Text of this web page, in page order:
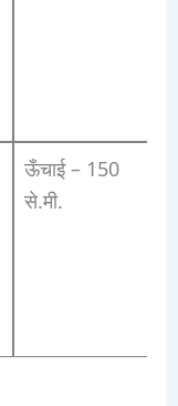
ऊँचाई – 150
से.मी.